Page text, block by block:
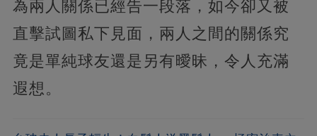
為兩人關係已經告一段落，如今卻又被
直擊試圖私下見面，兩人之間的關係究
竟是單純球友還是另有曖昧，令人充滿
遐想。